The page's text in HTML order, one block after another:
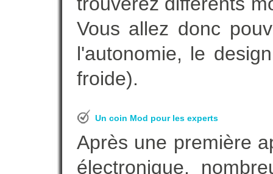
Vous allez donc
l'autonomie, le
froide).
Un coin Mod pour les experts
Après une première
électronique,